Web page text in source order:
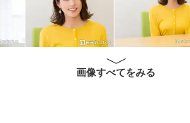
画像すべてをみる